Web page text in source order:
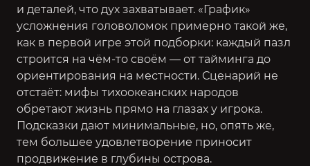
и деталей, что дух захватывает. «График»
усложнения головоломок примерно такой же,
как в первой игре этой подборки: каждый пазл
строится на чём-то своём — от тайминга до
ориентирования на местности. Сценарий не
отстаёт: мифы тихоокеанских народов
обретают жизнь прямо на глазах у игрока.
Подсказки дают минимальные, но, опять же,
тем большее удовлетворение приносит
продвижение в глубины острова.